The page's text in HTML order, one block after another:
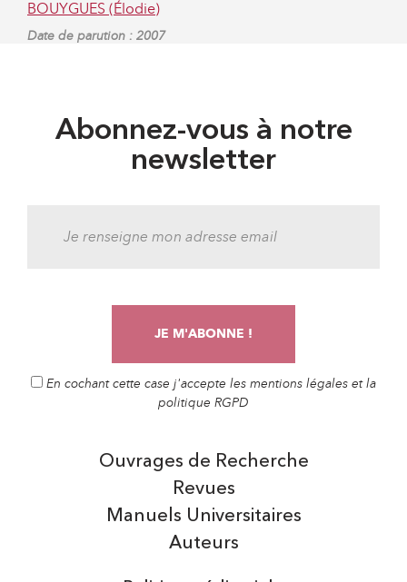
BOUYGUES (Élodie)
Date de parution : 2007
Abonnez-vous à notre
newsletter
En cochant cette case j'accepte les mentions légales et la
politique RGPD
Auteurs
Manuels Universitaires
Ouvrages de Recherche
Revues